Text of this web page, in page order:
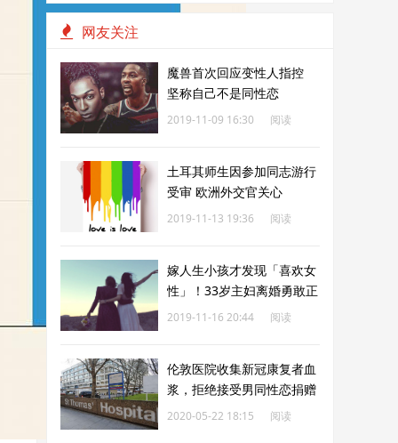
是军人」
网友关注
魔兽首次回应变性人指控
坚称自己不是同性恋
2019-11-09 16:30
阅读
土耳其师生因参加同志游行
受审 欧洲外交官关心
2019-11-13 19:36
阅读
嫁人生小孩才发现「喜欢女
性」！33岁主妇离婚勇敢正
视性取向
2019-11-16 20:44
阅读
伦敦医院收集新冠康复者血
浆，拒绝接受男同性恋捐赠
2020-05-22 18:15
阅读